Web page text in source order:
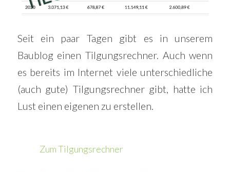
Seit ein paar Tagen gibt es in unserem
Baublog einen Tilgungsrechner. Auch wenn
es bereits im Internet viele unterschiedliche
(auch gute) Tilgungsrechner gibt, hatte ich
Lust einen eigenen zu erstellen.
Zum Tilgungsrechner